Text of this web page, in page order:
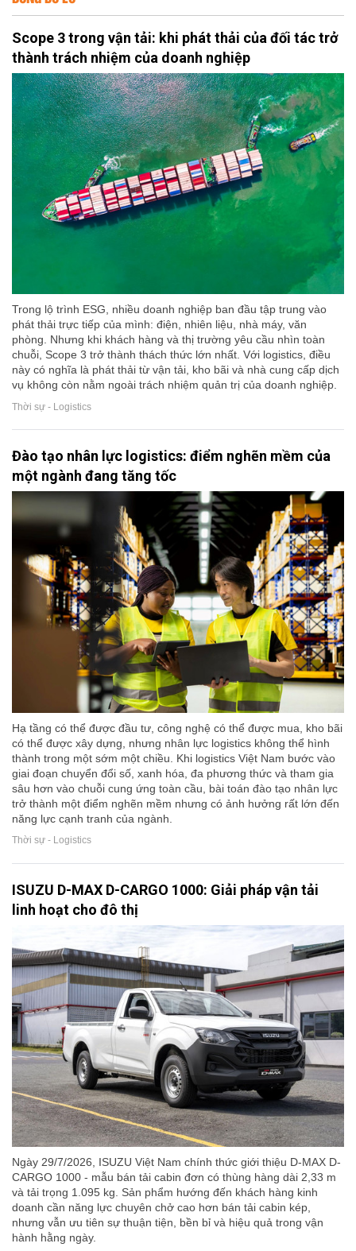
Scope 3 trong vận tải: khi phát thải của đối tác trở
thành trách nhiệm của doanh nghiệp
Trong lộ trình ESG, nhiều doanh nghiệp ban đầu tập trung vào
phát thải trực tiếp của mình: điện, nhiên liệu, nhà máy, văn
phòng. Nhưng khi khách hàng và thị trường yêu cầu nhìn toàn
chuỗi, Scope 3 trở thành thách thức lớn nhất. Với logistics, điều
này có nghĩa là phát thải từ vận tải, kho bãi và nhà cung cấp dịch
vụ không còn nằm ngoài trách nhiệm quản trị của doanh nghiệp.
Thời sự - Logistics
Đào tạo nhân lực logistics: điểm nghẽn mềm của
một ngành đang tăng tốc
Hạ tầng có thể được đầu tư, công nghệ có thể được mua, kho bãi
có thể được xây dựng, nhưng nhân lực logistics không thể hình
thành trong một sớm một chiều. Khi logistics Việt Nam bước vào
giai đoạn chuyển đổi số, xanh hóa, đa phương thức và tham gia
sâu hơn vào chuỗi cung ứng toàn cầu, bài toán đào tạo nhân lực
trở thành một điểm nghẽn mềm nhưng có ảnh hưởng rất lớn đến
năng lực cạnh tranh của ngành.
Thời sự - Logistics
ISUZU D-MAX D-CARGO 1000: Giải pháp vận tải
linh hoạt cho đô thị
Ngày 29/7/2026, ISUZU Việt Nam chính thức giới thiệu D-MAX D-
CARGO 1000 - mẫu bán tải cabin đơn có thùng hàng dài 2,33 m
và tải trọng 1.095 kg. Sản phẩm hướng đến khách hàng kinh
doanh cần năng lực chuyên chở cao hơn bán tải cabin kép,
nhưng vẫn ưu tiên sự thuận tiện, bền bỉ và hiệu quả trong vận
hành hằng ngày.